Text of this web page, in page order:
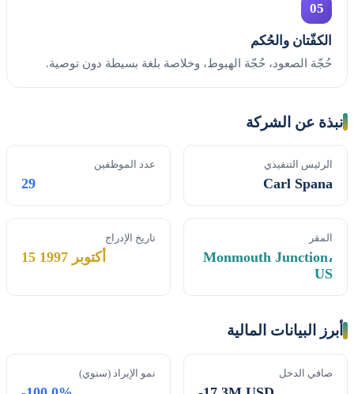
05
الكفّتان والحُكم
حُجّة الصعود، حُجّة الهبوط، وخلاصة بلغة بسيطة دون توصية.
نبذة عن الشركة
الرئيس التنفيذي
Carl Spana
عدد الموظفين
29
المقر
Monmouth Junction،
US
تاريخ الإدراج
15 أكتوبر 1997
أبرز البيانات المالية
صافي الدخل نمو الإيراد (سنوي)